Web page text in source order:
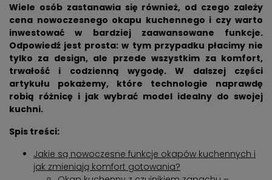
Wiele osób zastanawia się również, od czego zależy
cena nowoczesnego okapu kuchennego i czy warto
inwestować w bardziej zaawansowane funkcje.
Odpowiedź jest prosta: w tym przypadku płacimy nie
tylko za design, ale przede wszystkim za komfort,
trwałość i codzienną wygodę. W dalszej części
artykułu pokażemy, które technologie naprawdę
robią różnicę i jak wybrać model idealny do swojej
kuchni.
Spis treści:
Jakie są nowoczesne funkcje okapów kuchennych i
jak zmieniają komfort gotowania?